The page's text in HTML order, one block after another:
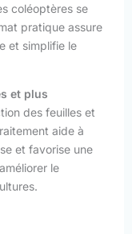
coléoptères se
pratique assure
et simplifie le
et plus
des feuilles et
aide à
et favorise une
le